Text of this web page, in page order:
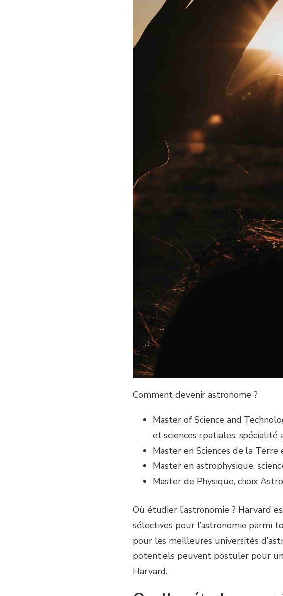
Comment devenir astronome ?
Master of Science and
et sciences spatiales,
Master en Sciences de la Terre
Master en astrophysique,
Master de Physique, choix
Où étudier l’astronomie ? Harvard
sélectives pour l’astronomie parmi
pour les meilleures universités
potentiels peuvent postuler pour
Harvard.